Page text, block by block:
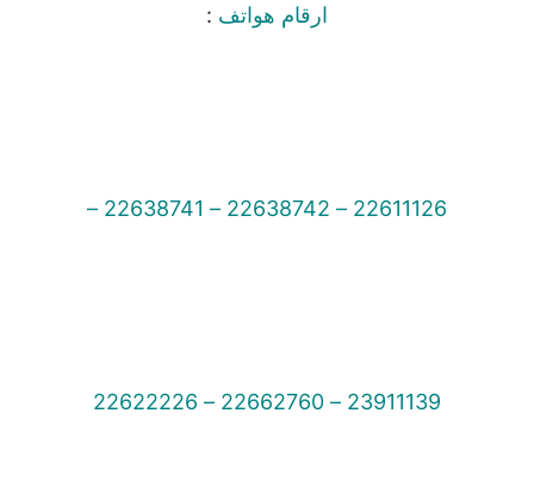
ارقام هواتف :
22611126 – 22638742 – 22638741 –
23911139 – 22662760 – 22622226